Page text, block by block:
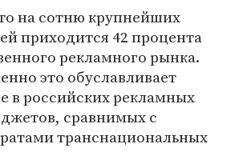
на сотню крупнейших
приходится 42 процента
рекламного рынка.
это обуславливает
в российских рекламных
сравнимых с
транснациональных